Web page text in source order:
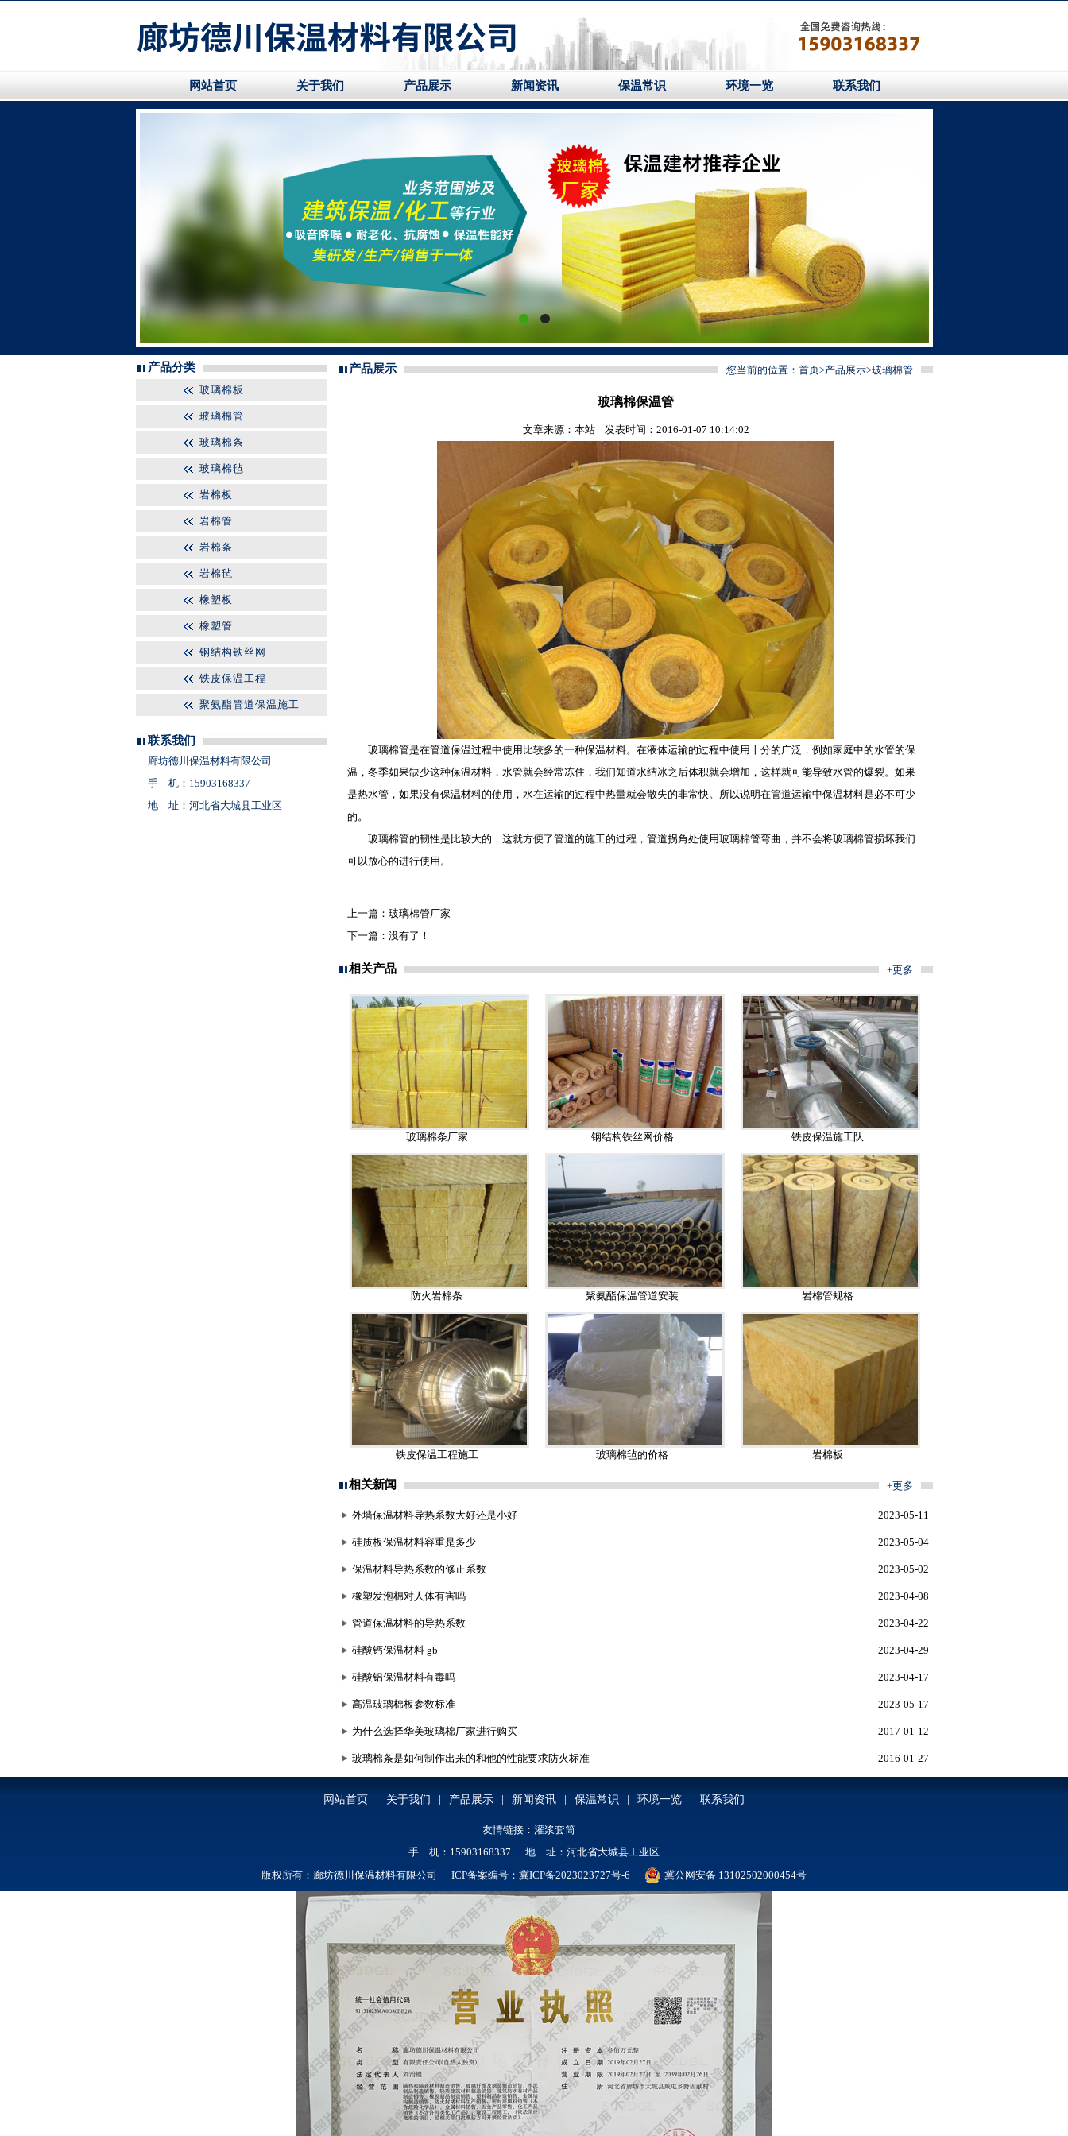
网站首页 关于我们 产品展示 新闻资讯 保温常识 环境一览 联系我们
产品分类
玻璃棉板
玻璃棉管
玻璃棉条
玻璃棉毡
岩棉板
岩棉管
岩棉条
岩棉毡
橡塑板
橡塑管
钢结构铁丝网
铁皮保温工程
聚氨酯管道保温施工
联系我们
廊坊德川保温材料有限公司
手 机：15903168337
地 址：河北省大城县工业区
产品展示 您当前的位置： 首页>产品展示>玻璃棉管
玻璃棉保温管
文章来源：本站 发表时间：2016-01-07 10:14:02
玻璃棉管是在管道保温过程中使用比较多的一种保温材料。在液体运输的过程中使用十分的广泛，例如家庭中的水管的保
温，冬季如果缺少这种保温材料，水管就会经常冻住，我们知道水结冰之后体积就会增加，这样就可能导致水管的爆裂。如果
是热水管，如果没有保温材料的使用，水在运输的过程中热量就会散失的非常快。所以说明在管道运输中保温材料是必不可少
的。
玻璃棉管的韧性是比较大的，这就方便了管道的施工的过程，管道拐角处使用玻璃棉管弯曲，并不会将玻璃棉管损坏我们
可以放心的进行使用。
上一篇： 玻璃棉管厂家
下一篇：没有了！
相关产品 +更多
玻璃棉条厂家 钢结构铁丝网价格 铁皮保温施工队
防火岩棉条 聚氨酯保温管道安装 岩棉管规格
铁皮保温工程施工 玻璃棉毡的价格 岩棉板
相关新闻 +更多
2023-05-11
外墙保温材料导热系数大好还是小好
2023-05-04
硅质板保温材料容重是多少
2023-05-02
保温材料导热系数的修正系数
2023-04-08
橡塑发泡棉对人体有害吗
2023-04-22
管道保温材料的导热系数
2023-04-29
硅酸钙保温材料 gb
2023-04-17
硅酸铝保温材料有毒吗
2023-05-17
高温玻璃棉板参数标准
2017-01-12
为什么选择华美玻璃棉厂家进行购买
2016-01-27
玻璃棉条是如何制作出来的和他的性能要求防火标准
网站首页 关于我们 产品展示 新闻资讯 保温常识 环境一览 联系我们
友情链接： 灌浆套筒
手 机：15903168337 地 址：河北省大城县工业区
版权所有：廊坊德川保温材料有限公司 ICP备案编号： 冀ICP备2023023727号-6 冀公网安备 13102502000454号